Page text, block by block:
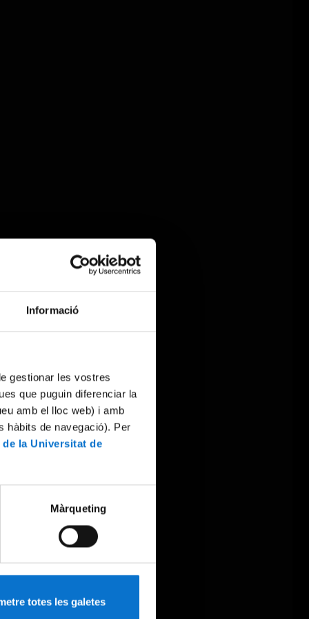
Informació
gestionar les vostres
que puguin diferenciar la
amb el lloc web) i amb
hàbits de navegació). Per
la Universitat de
Màrqueting
totes les galetes